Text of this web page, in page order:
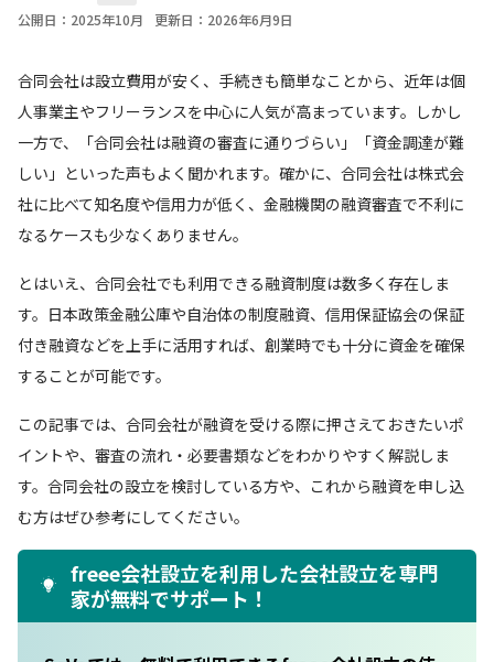
公開日：2025年10月 更新日：2026年6月9日
合同会社は設立費用が安く、手続きも簡単なことから、近年は個
人事業主やフリーランスを中心に人気が高まっています。しかし
一方で、「合同会社は融資の審査に通りづらい」「資金調達が難
しい」といった声もよく聞かれます。確かに、合同会社は株式会
社に比べて知名度や信用力が低く、金融機関の融資審査で不利に
なるケースも少なくありません。
とはいえ、合同会社でも利用できる融資制度は数多く存在しま
す。日本政策金融公庫や自治体の制度融資、信用保証協会の保証
付き融資などを上手に活用すれば、創業時でも十分に資金を確保
することが可能です。
この記事では、合同会社が融資を受ける際に押さえておきたいポ
イントや、審査の流れ・必要書類などをわかりやすく解説しま
す。合同会社の設立を検討している方や、これから融資を申し込
む方はぜひ参考にしてください。
freee会社設立を利用した会社設立を専門
家が無料でサポート！